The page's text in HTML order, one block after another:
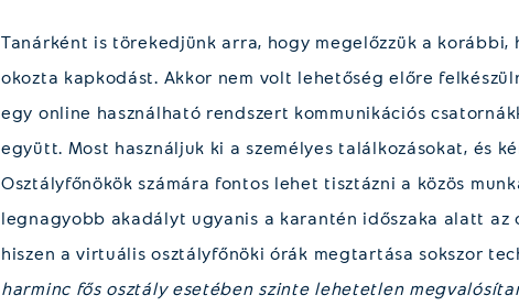
Tanárként is törekedjünk arra, hogy megelőzzük a
okozta kapkodást. Akkor nem volt lehetőség előre
egy online használható rendszert kommunikációs
együtt. Most használjuk ki a személyes találkozásokat, és
Osztályfőnökök számára fontos lehet tisztázni a közös
legnagyobb akadályt ugyanis a karantén időszaka alatt az
hiszen a virtuális osztályfőnöki órák megtartása sokszor
harminc fős osztály esetében szinte lehetetlen